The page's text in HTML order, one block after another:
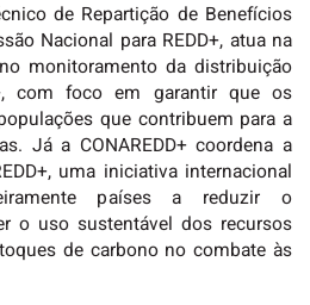
de Repartição de Benefícios
Nacional para REDD+, atua na
monitoramento da distribuição
com foco em garantir que os
que contribuem para a
Já a CONAREDD+ coordena a
uma iniciativa internacional
países a reduzir o
o uso sustentável dos recursos
de carbono no combate às